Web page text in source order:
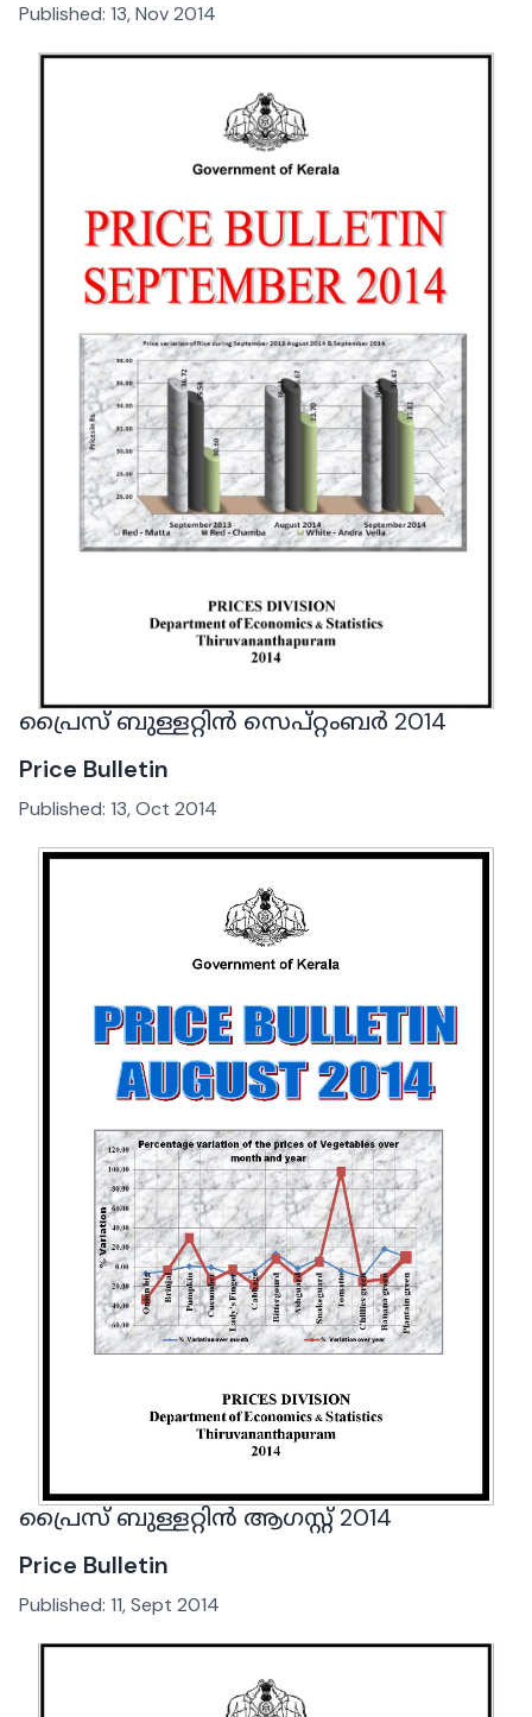
Published: 13, Nov 2014
പ്രൈസ് ബുള്ളറ്റിൻ സെപ്റ്റംബർ 2014
Price Bulletin
Published: 13, Oct 2014
പ്രൈസ് ബുള്ളറ്റിൻ ആഗസ്റ്റ് 2014
Price Bulletin
Published: 11, Sept 2014